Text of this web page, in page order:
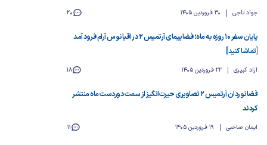
جواد تاجی 30 فروردین 1405 20
پایان سفر ۱۰ روزه به ماه؛ فضاپیمای آرتمیس ۲ در اقیانوس آرام فرود آمد
[تماشا کنید]
آزاد کبیری 22 فروردین 1405 18
فضانوردان آرتمیس ۲ تصاویری حیرت‌انگیز از سمت دوردست ماه منتشر
کردند
ایمان صاحبی 19 فروردین 1405 11